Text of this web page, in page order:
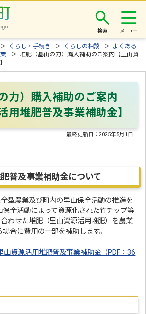
検索
くらし・手続き ＞ くらしの相談 ＞ よくある
＞ 堆肥（基山の力）購入補助のご案内【里山資
力）購入補助のご案内
用堆肥普及事業補助金】
最終更新日：2025年5月1日
普及事業補助金について
型農業及び町内の里山保全活動の推進を
保全活動によって資源化された竹チップ等
わせた堆肥（里山資源活用堆肥）を農業
場合に費用の一部を補助します。
山資源活用堆肥普及事業補助金（PDF：36